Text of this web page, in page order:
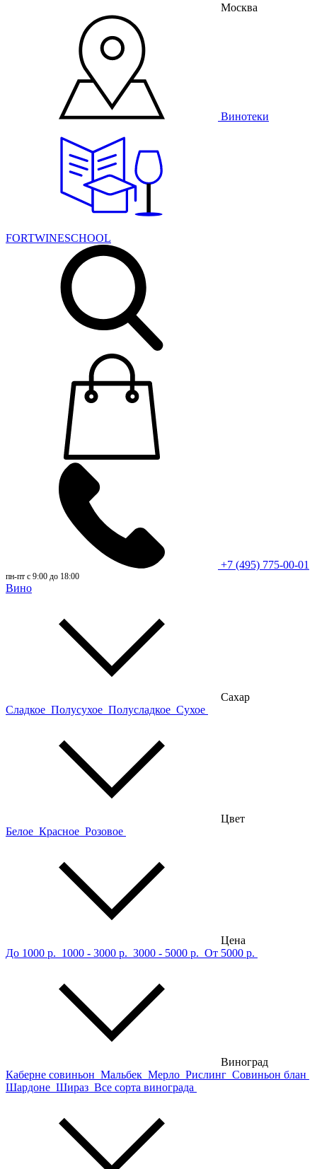
Москва
Винотеки
FORTWINESCHOOL
+7 (495) 775-00-01
пн-пт с 9:00 до 18:00
Вино
Сахар
Сладкое Полусухое Полусладкое Сухое
Цвет
Белое Красное Розовое
Цена
До 1000 р. 1000 - 3000 р. 3000 - 5000 р. От 5000 р.
Виноград
Каберне совиньон Мальбек Мерло Рислинг Совиньон блан
Шардоне Шираз Все сорта винограда